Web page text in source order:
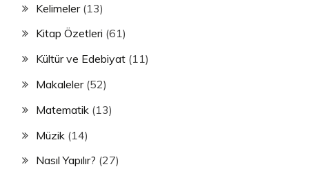
Kelimeler(13)
Kitap Özetleri (61)
Kültür ve Edebiyat (11)
Makaleler(52)
Matematik (13)
Müzik (14)
Nasıl Yapılır? (27)